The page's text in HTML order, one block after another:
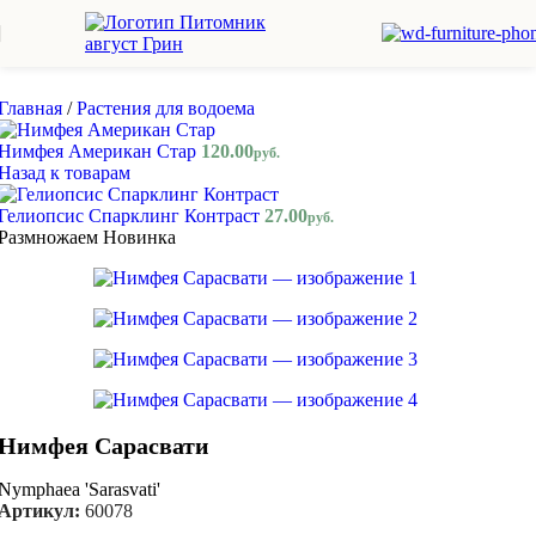
Skip to navigationSkip to main content
/ Растения для водоема
Американ Стар 120.00руб.
к товарам
Спарклинг Контраст 27.00руб.
Новинка
Сарасвати
'Sarasvati'
60078